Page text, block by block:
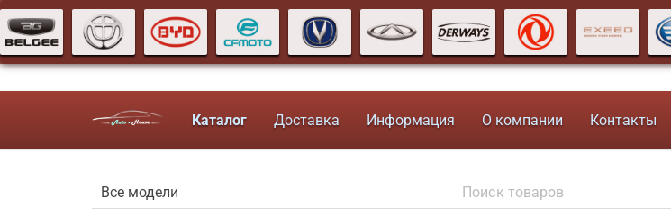
Каталог Доставка Информация О компании Контакты